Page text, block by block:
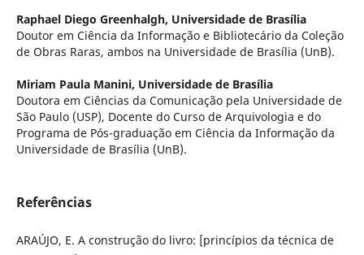
Raphael Diego Greenhalgh, Universidade de Brasília
Doutor em Ciência da Informação e Bibliotecário da Coleção
de Obras Raras, ambos na Universidade de Brasília (UnB).
Miriam Paula Manini, Universidade de Brasília
Doutora em Ciências da Comunicação pela Universidade de
São Paulo (USP), Docente do Curso de Arquivologia e do
Programa de Pós-graduação em Ciência da Informação da
Universidade de Brasília (UnB).
Referências
ARAÚJO, E. A construção do livro: [princípios da técnica de